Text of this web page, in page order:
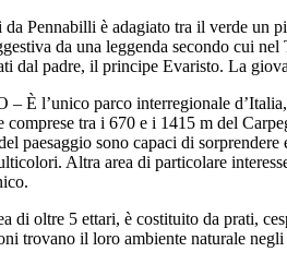
è adagiato tra il verde un
da una leggenda secondo cui
dal padre, il principe Evaristo. La
parco interregionale d’Italia,
tra i 670 e i 1415 m del
paesaggio sono capaci di
Altra area di particolare
oltre 5 ettari, è costituito da prati,
trovano il loro ambiente naturale negli